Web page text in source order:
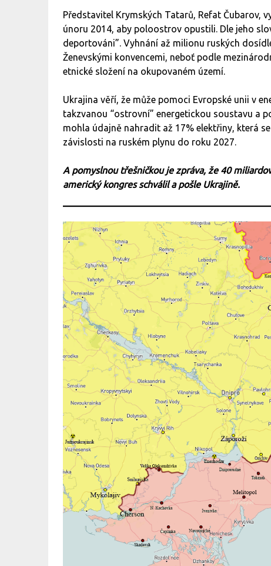
Představitel Krymských Tatarů, Refat Čubarov,
únoru 2014, aby poloostrov opustili. Dle jeho
deportováni”. Vyhnání až milionu ruských
Ženevskými konvencemi, neboť podle
etnické složení na okupovaném území.
Ukrajina věří, že může pomoci Evropské unii v
takzvanou “ostrovní” energetickou soustavu a
mohla údajně nahradit až 17% elektřiny, která
závislosti na ruském plynu do roku 2027.
A pomyslnou třešničkou je zpráva, že 40
americký kongres schválil a pošle Ukrajině.